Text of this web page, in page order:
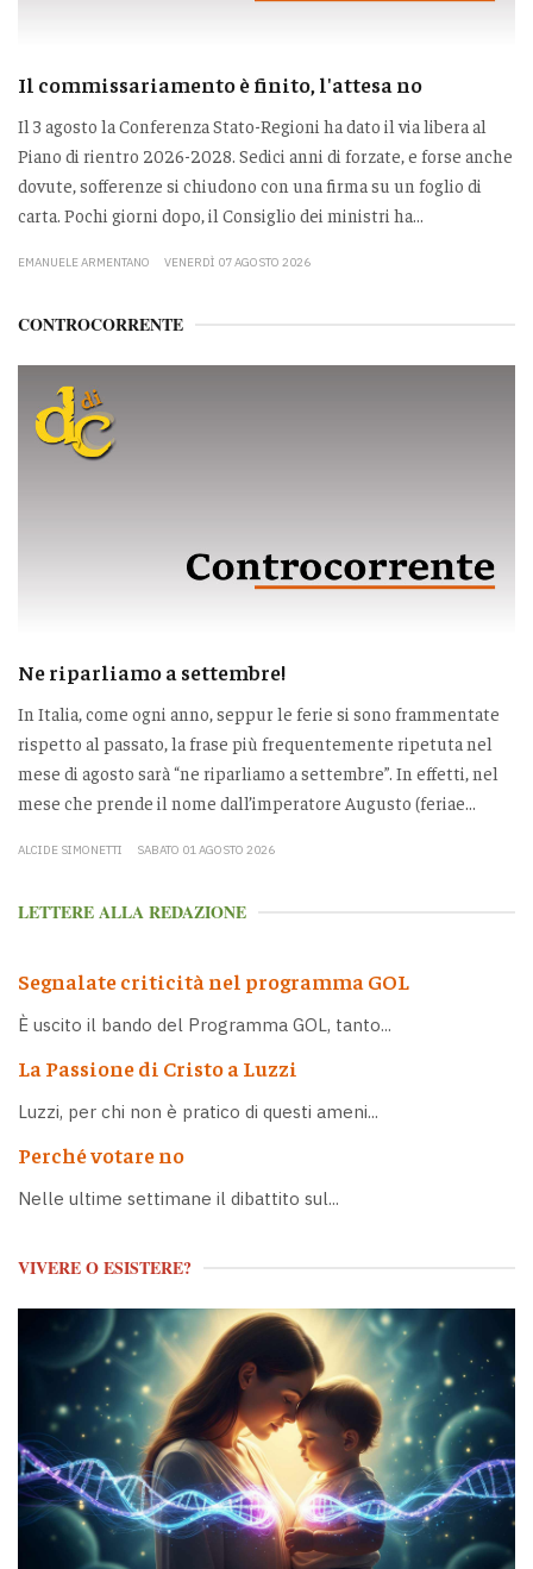
Il commissariamento è finito, l'attesa no
Il 3 agosto la Conferenza Stato-Regioni ha dato il via libera al
Piano di rientro 2026-2028. Sedici anni di forzate, e forse anche
dovute, sofferenze si chiudono con una firma su un foglio di
carta. Pochi giorni dopo, il Consiglio dei ministri ha...
EMANUELE ARMENTANO VENERDÌ 07 AGOSTO 2026
CONTROCORRENTE
Ne riparliamo a settembre!
In Italia, come ogni anno, seppur le ferie si sono frammentate
rispetto al passato, la frase più frequentemente ripetuta nel
mese di agosto sarà “ne riparliamo a settembre”. In effetti, nel
mese che prende il nome dall’imperatore Augusto (feriae...
ALCIDE SIMONETTI SABATO 01 AGOSTO 2026
LETTERE ALLA REDAZIONE
Segnalate criticità nel programma GOL
È uscito il bando del Programma GOL, tanto...
La Passione di Cristo a Luzzi
Luzzi, per chi non è pratico di questi ameni...
Perché votare no
Nelle ultime settimane il dibattito sul...
VIVERE O ESISTERE?